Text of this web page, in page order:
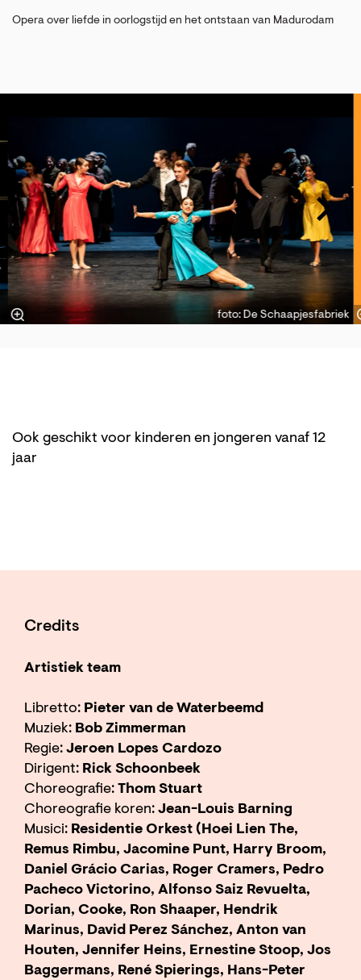
Opera over liefde in oorlogstijd en het ontstaan van Madurodam
foto: De Schaapjesfabriek
Ook geschikt voor kinderen en jongeren vanaf 12
jaar
Credits
Artistiek team
Libretto: Pieter van de Waterbeemd
Muziek: Bob Zimmerman
Regie: Jeroen Lopes Cardozo
Dirigent: Rick Schoonbeek
Choreografie: Thom Stuart
Choreografie koren: Jean-Louis Barning
Musici: Residentie Orkest (Hoei Lien The,
Remus Rimbu, Jacomine Punt, Harry Broom,
Daniel Grácio Carias, Roger Cramers, Pedro
Pacheco Victorino, Alfonso Saiz Revuelta,
Dorian, Cooke, Ron Shaaper, Hendrik
Marinus, David Perez Sánchez, Anton van
Houten, Jennifer Heins, Ernestine Stoop, Jos
Baggermans, René Spierings, Hans-Peter